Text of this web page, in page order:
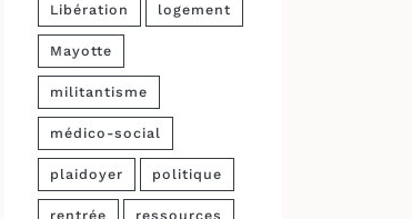
Libération logement
Mayotte
militantisme
médico-social
plaidoyer politique
rentrée ressources